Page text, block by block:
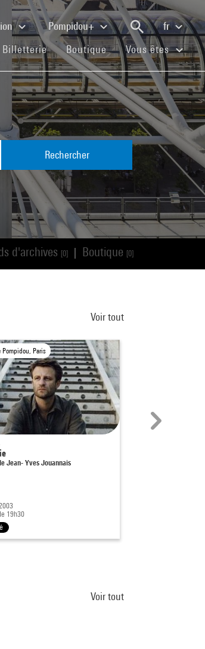
Pompidou+
fr
Billetterie(current)Boutique(current)Vous êtes
Rechercher
d'archives [0] Boutique [0]
Voir tout
Pompidou, Paris
Jean- Yves Jouannais
19h30
Voir tout